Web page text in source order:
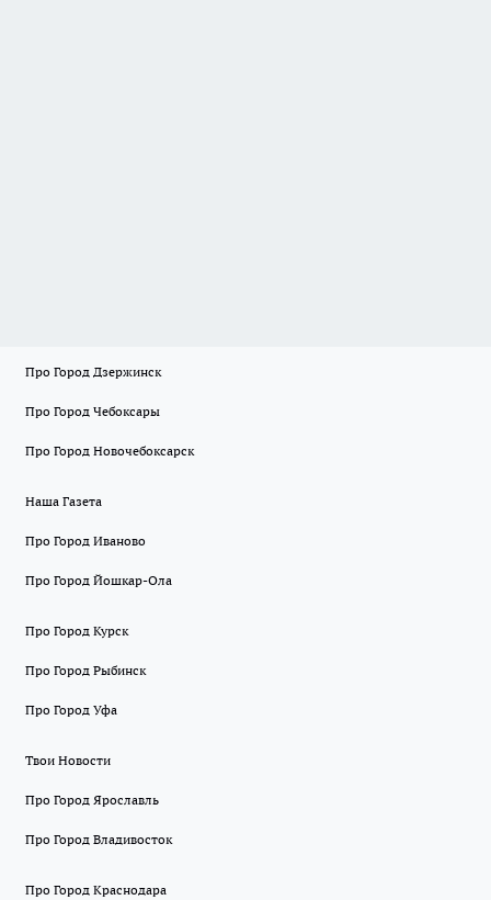
Про Город Дзержинск
Про Город Чебоксары
Про Город Новочебоксарск
Наша Газета
Про Город Иваново
Про Город Йошкар-Ола
Про Город Курск
Про Город Рыбинск
Про Город Уфа
Твои Новости
Про Город Ярославль
Про Город Владивосток
Про Город Краснодара